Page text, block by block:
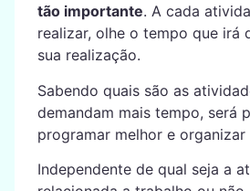
tão importante. A cada
realizar, olhe o tempo que irá
sua realização.
Sabendo quais são as
demandam mais tempo, será
programar melhor e organizar
Independente de qual seja a